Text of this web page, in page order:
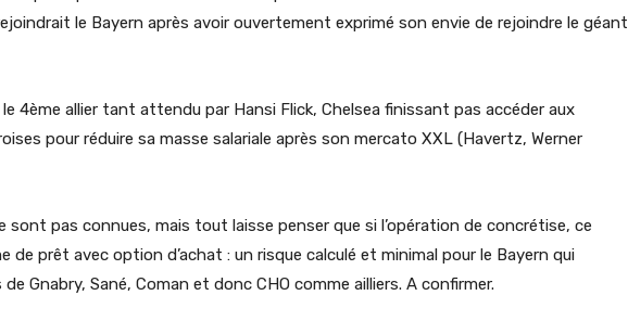
le Bayern après avoir ouvertement exprimé son envie de rejoindre le géant
4ème allier tant attendu par Hansi Flick, Chelsea finissant pas accéder aux
pour réduire sa masse salariale après son mercato XXL (Havertz, Werner
sont pas connues, mais tout laisse penser que si l’opération de concrétise, ce
de prêt avec option d’achat : un risque calculé et minimal pour le Bayern qui
Gnabry, Sané, Coman et donc CHO comme ailliers. A confirmer.